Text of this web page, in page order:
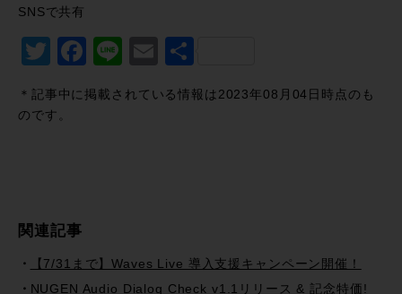
SNSで共有
Twitter
Facebook
LineEmail
＊記事中に掲載されている情報は2023年08月04日時点のも
のです。
関連記事
【7/31まで】Waves Live 導入支援キャンペーン開催！
NUGEN Audio Dialog Check v1.1リリース & 記念特価!